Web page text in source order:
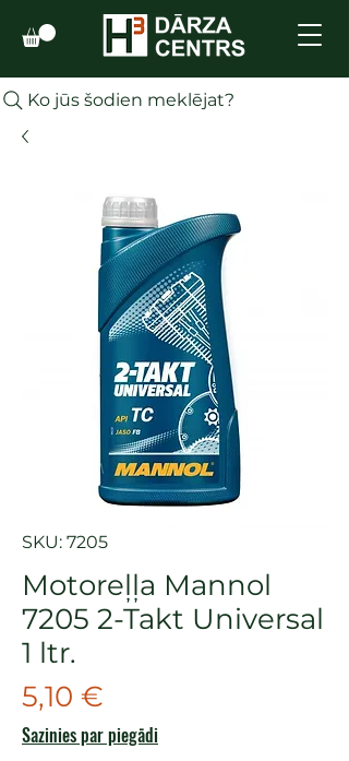
Ko jūs šodien meklējat?
SKU: 7205
Motoreļļa Mannol
7205 2-Takt Universal
1 ltr.
5,10 €
Sazinies par piegādi